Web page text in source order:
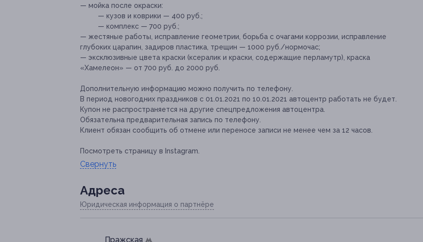
— мойка после окраски:
— кузов и коврики — 400 руб.;
— комплекс — 700 руб.;
— жестяные работы, исправление геометрии, борьба с очагами коррозии, исправление
глубоких царапин, задиров пластика, трещин — 1000 руб./нормочас;
— эксклюзивные цвета краски (ксералик и краски, содержащие перламутр), краска
«Хамелеон» — от 700 руб. до 2000 руб.
Дополнительную информацию можно получить по телефону.
В период новогодних праздников с 01.01.2021 по 10.01.2021 автоцентр работать не будет.
Купон не распространяется на другие спецпредложения автоцентра.
Обязательна предварительная запись по телефону.
Клиент обязан сообщить об отмене или переносе записи не менее чем за 12 часов.
Посмотреть страницу в Instagram.
Свернуть
Адресa
Юридическая информация о партнёре
Пражская